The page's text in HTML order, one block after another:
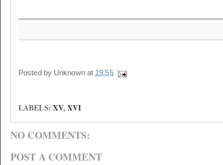
Posted by Unknown at 19:55
LABELS: XV,XVI
NO COMMENTS:
POST A COMMENT